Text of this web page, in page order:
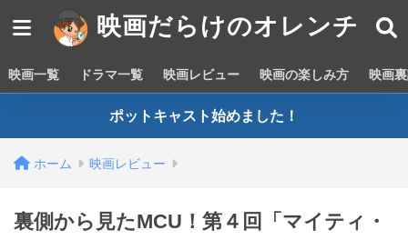
映画だらけのオレンチ
映画一覧 ドラマ一覧 映画レビュー 映画の楽しみ方 映画
ポットキャスト始めました！
ホーム 映画レビュー
裏側から見たMCU！第４回「マイティ・